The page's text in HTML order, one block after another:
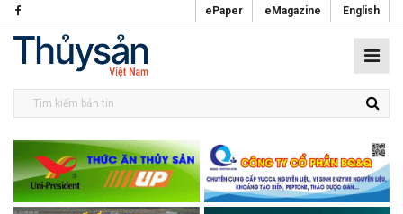
ePaper eMagazine English